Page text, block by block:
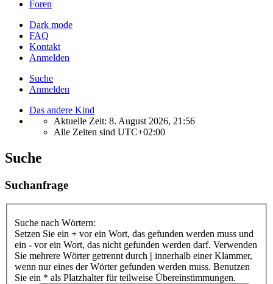
Foren
Dark mode
FAQ
Kontakt
Anmelden
Suche
Anmelden
Das andere Kind
Aktuelle Zeit: 8. August 2026, 21:56
Alle Zeiten sind UTC+02:00
Suche
Suchanfrage
Suche nach Wörtern:
Setzen Sie ein + vor ein Wort, das gefunden werden muss und
ein - vor ein Wort, das nicht gefunden werden darf. Verwenden
Sie mehrere Wörter getrennt durch | innerhalb einer Klammer,
wenn nur eines der Wörter gefunden werden muss. Benutzen
Sie ein * als Platzhalter für teilweise Übereinstimmungen.